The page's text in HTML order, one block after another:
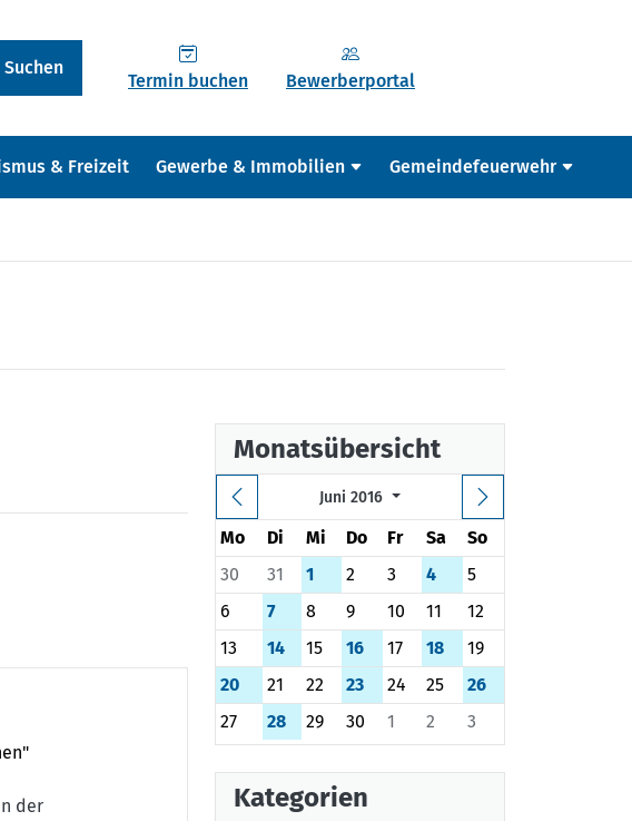
Suchen
Termin buchen Bewerberportal
& Freizeit Gewerbe & Immobilien Gemeindefeuerwehr
der
Monatsübersicht
Juni 2016
Mo Di Mi Do Fr Sa
So
30
31 1 2 3 4
5
6
7 8 9 10 11
12
13
14 15 16 17 18
19
20
21 22 23 24 25
26
27
28 29 30 1 2 3
Kategorien